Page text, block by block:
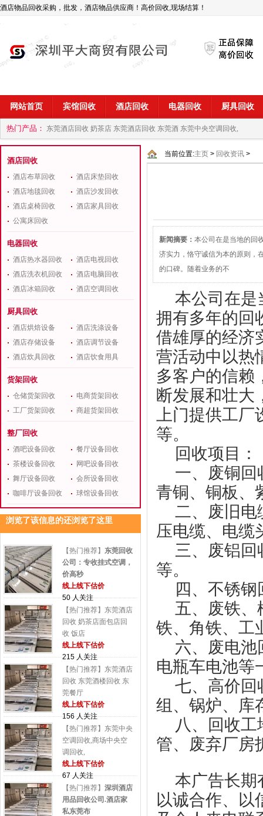
酒店物品回收采购，批发，酒店物品供应商！高价回收,现场结算！
网站首页 宾馆回收 酒店回收 电器回收 厨具回收
热门产品： 东莞酒店回收 奶茶店 东莞酒店回收 东莞酒 东莞中央空调回收,
商 深圳酒店用品回收公司
酒店回收
酒店布草回收
酒店床垫回收
酒店地毯回收
酒店沙发回收
酒店桌椅回收
酒店家具回收
公寓床回收
电器回收
酒店热水器回收
酒店电视回收
酒店洗衣机回收
酒店电脑回收
酒店冰箱回收
酒店空调回收
厨具回收
酒店烘焙设备
酒店洗涤设备
酒店存储设备
酒店调节设备
酒店炊具回收
酒店饮食用具
货架回收
仓储货架回收
电商货架回收
工厂货架回收
商超货架回收
整厂回收
酒吧设备回收
餐厅设备回收
茶楼设备回收
网吧设备回收
舞厅设备回收
会所设备回收
咖啡厅设备回收
球馆设备回收
浏览了该信息的还浏览了这里
【热门推荐】 东莞回收
公司：专收挂式空调，
价高秒
线上线下估价
50 人关注
【热门推荐】东莞酒店
回收 奶茶店面包店回
收 饭店
线上线下估价
215 人关注
【热门推荐】东莞酒店
回收 东莞酒楼回收 东
莞餐厅
线上线下估价
156 人关注
【热门推荐】东莞中央
空调回收,商场中央空
调回收,
线上线下估价
67 人关注
【热门推荐】 深圳酒店
用品回收公司.酒店家
私东莞布
当前位置:主页 > 回收资讯 >
新闻摘要： 本公司在是当地的回
济实力，恪守诚信为本的原则，
的口碑。随着业务的不
本公司在是
拥有多年的回
借雄厚的经济
营活动中以热
多客户的信赖
断发展和壮大
上门提供工
等。
回收项目：
一、废铜回
青铜、铜板、
二、废旧电
压电缆、电缆
三、废铝
等。
四、不锈
五、废铁、
铁、角铁、工
六、废电池
电瓶车电池等
七、高价回
组、锅炉、库
八、回收
管、废弃厂房
本广告长期
以诚合作、以